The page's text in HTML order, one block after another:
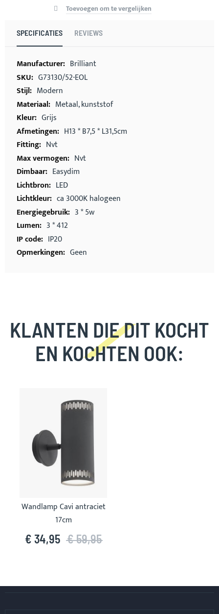
Toevoegen om te vergelijken
SPECIFICATIES REVIEWS
Meer
informatie
Brilliant
G73130/52-EOL
Modern
Metaal, kunststof
Grijs
H13 * B7,5 * L31,5cm
Nvt
Nvt
Easydim
LED
ca 3000K halogeen
3 * 5w
3 * 412
IP20
Geen
KLANTEN DIE DIT KOCHT
EN KOCHTEN OOK:
Wandlamp Cavi antraciet
17cm
€ 34,95 € 59,95